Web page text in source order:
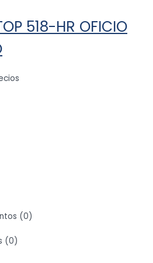
(0)
(0)
518-HR OFICIO